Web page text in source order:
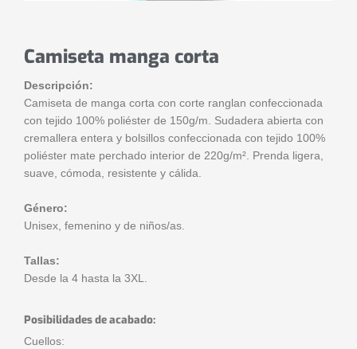
Camiseta manga corta
Descripción:
Camiseta de manga corta con corte ranglan confeccionada
con tejido 100% poliéster de 150g/m. Sudadera abierta con
cremallera entera y bolsillos confeccionada con tejido 100%
poliéster mate perchado interior de 220g/m². Prenda ligera,
suave, cómoda, resistente y cálida.
Género:
Unisex, femenino y de niños/as.
Tallas:
Desde la 4 hasta la 3XL.
Posibilidades de acabado:
Cuellos: